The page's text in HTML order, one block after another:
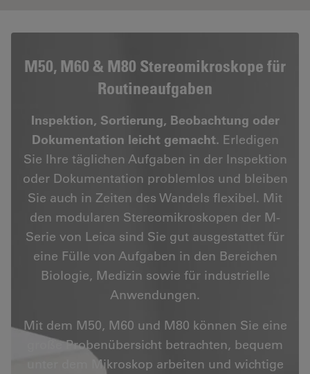
M50, M60 & M80 Stereomikroskope für
Routineaufgaben
Inspektion, Sortierung, Beobachtung oder
Dokumentation leicht gemacht. Erledigen
Sie Ihre täglichen Aufgaben in der Inspektion
oder Dokumentation problemlos und bleiben
Sie auch in Zeiten des Wandels flexibel. Mit
den modularen Stereomikroskopen der M-
Serie von Leica sind Sie gut ausgestattet für
eine Fülle von Aufgaben in den Bereichen
Biologie, Medizin sowie für industrielle
Anwendungen.
Mit dem M50, M60 und M80 können Sie eine
große Probenübersicht betrachten, bequem
unter dem Mikroskop arbeiten und wichtige